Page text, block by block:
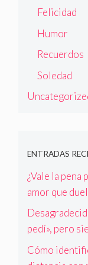
Felicidad
Humor
Recuerdos
Soledad
ENTRADAS
¿Vale la pena
amor que
pedí», pero
Cómo